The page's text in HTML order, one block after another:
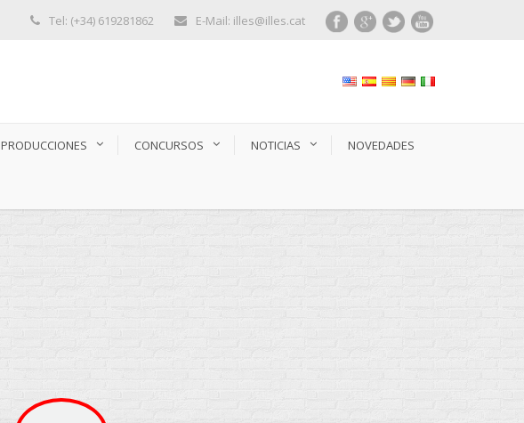
Tel: (+34) 619281862 E-Mail: illes@illes.cat
PRODUCCIONES CONCURSOS NOTICIAS NOVEDADES